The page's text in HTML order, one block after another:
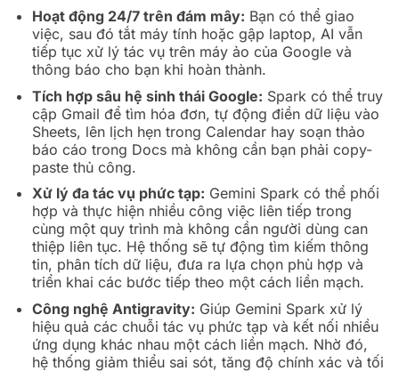
Hoạt động 24/7 trên đám mây: Bạn có thể giao
việc, sau đó tắt máy tính hoặc gập laptop, AI vẫn
tiếp tục xử lý tác vụ trên máy ảo của Google và
thông báo cho bạn khi hoàn thành.
Tích hợp sâu hệ sinh thái Google: Spark có thể truy
cập Gmail để tìm hóa đơn, tự động điền dữ liệu vào
Sheets, lên lịch hẹn trong Calendar hay soạn thảo
báo cáo trong Docs mà không cần bạn phải copy-
paste thủ công.
Xử lý đa tác vụ phức tạp: Gemini Spark có thể phối
hợp và thực hiện nhiều công việc liên tiếp trong
cùng một quy trình mà không cần người dùng can
thiệp liên tục. Hệ thống sẽ tự động tìm kiếm thông
tin, phân tích dữ liệu, đưa ra lựa chọn phù hợp và
triển khai các bước tiếp theo một cách liền mạch.
Công nghệ Antigravity: Giúp Gemini Spark xử lý
hiệu quả các chuỗi tác vụ phức tạp và kết nối nhiều
ứng dụng khác nhau một cách liền mạch. Nhờ đó,
hệ thống giảm thiểu sai sót, tăng độ chính xác và tối